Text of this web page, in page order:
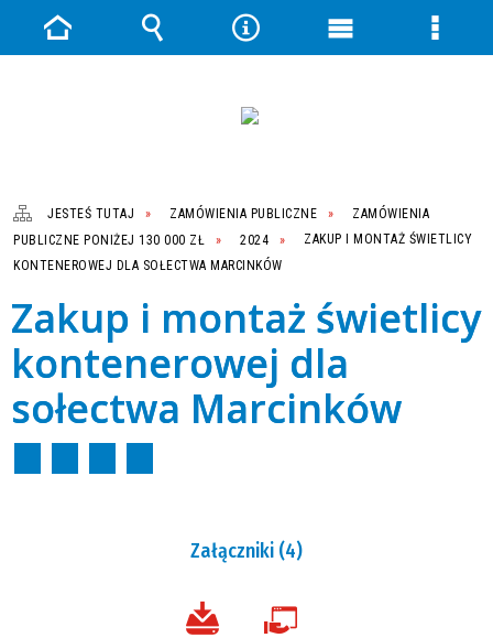
JESTEŚ TUTAJ ZAMÓWIENIA PUBLICZNE
ZAMÓWIENIA
PUBLICZNE PONIŻEJ 130 000 ZŁ
2024
ZAKUP I MONTAŻ ŚWIETLICY
KONTENEROWEJ DLA SOŁECTWA MARCINKÓW
Zakup i montaż świetlicy
kontenerowej dla
sołectwa Marcinków
Załączniki (4)
Strona
Wyszukiwarka
NarzędziaMenu
Menu